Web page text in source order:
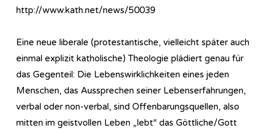
http://www.kath.net/news/50039
Eine neue liberale (protestantische, vielleicht später auch
einmal explizit katholische) Theologie plädiert genau für
das Gegenteil: Die Lebenswirklichkeiten eines jeden
Menschen, das Aussprechen seiner Lebenserfahrungen,
verbal oder non-verbal, sind Offenbarungsquellen, also
mitten im geistvollen Leben „lebt“ das Göttliche/Gott